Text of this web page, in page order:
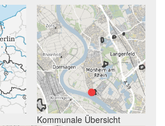
Kommunale Übersicht